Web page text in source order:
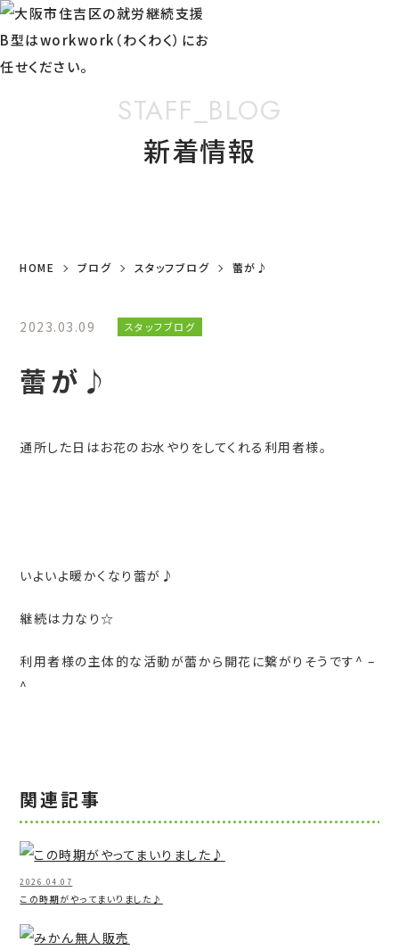
STAFF_BLOG
新着情報
HOME ブログ スタッフブログ 蕾が♪
2023.03.09 スタッフブログ
蕾が♪
通所した日はお花のお水やりをしてくれる利用者様。
いよいよ暖かくなり蕾が♪
継続は力なり☆
利用者様の主体的な活動が蕾から開花に繋がりそうです^ –
^
関連記事
2026.04.07
この時期がやってまいりました♪